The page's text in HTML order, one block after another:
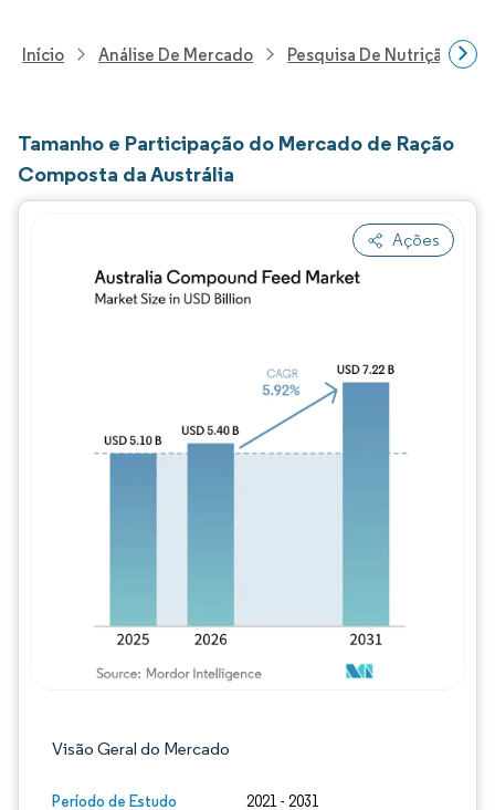
Início Análise De Mercado Pesquisa De Nutrição E
Tamanho e Participação do Mercado de Ração
Composta da Austrália
Ações
Visão Geral do Mercado
Período de Estudo 2021 - 2031